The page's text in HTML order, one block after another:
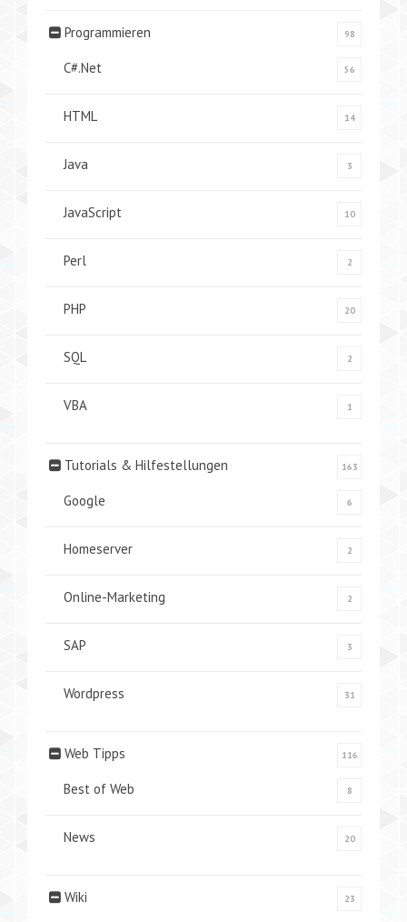
Programmieren 98
C#.Net 56
HTML 14
Java 3
JavaScript 10
Perl 2
PHP 20
SQL 2
VBA 1
Tutorials & Hilfestellungen 163
Google 6
Homeserver 2
Online-Marketing 2
SAP 3
Wordpress 31
Web Tipps 116
Best of Web 8
News 20
Wiki 23